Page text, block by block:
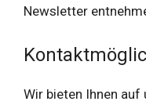
Newsletter
Wir bieten Ihnen